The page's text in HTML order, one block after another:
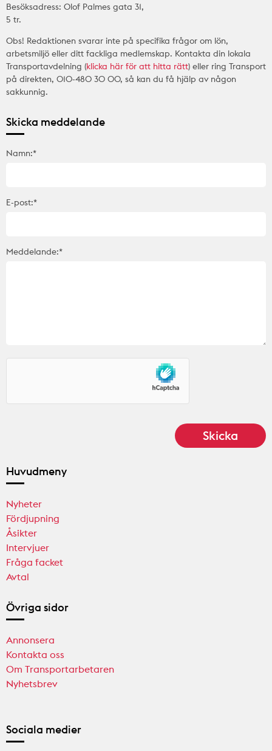
Besöksadress: Olof Palmes gata 31,
5 tr.
Obs! Redaktionen svarar inte på specifika frågor om lön,
arbetsmiljö eller ditt fackliga medlemskap. Kontakta din lokala
Transportavdelning (klicka här för att hitta rätt) eller ring Transport
på direkten, 010-480 30 00, så kan du få hjälp av någon
sakkunnig.
Skicka meddelande
Namn:*
E-post:*
Meddelande:*
Huvudmeny
Nyheter
Fördjupning
Åsikter
Intervjuer
Fråga facket
Avtal
Övriga sidor
Annonsera
Kontakta oss
Om Transportarbetaren
Nyhetsbrev
Sociala medier